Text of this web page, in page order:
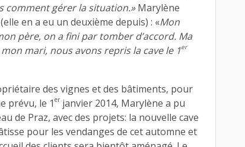
comment gérer la situation.»Marylène
en a eu un deuxième depuis) : «Mon
père, on a fini par tomber d’accord. Ma
mari, nous avons repris la cave le 1er
des vignes et des bâtiments, pour
prévu, le 1 er janvier 2014, Marylène a pu
de Praz, avec des projets: la nouvelle cave
pour les vendanges de cet automne et